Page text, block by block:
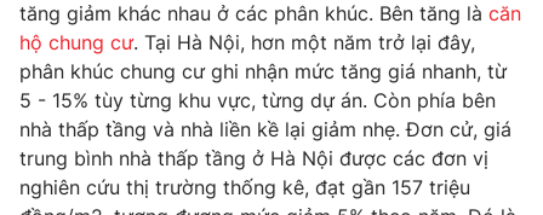
Góc doanh nghiệp
Truyền hình
Phim VTV
Hậu trường
Nhân vật
Giải trí
Điện ảnh
Âm nhạc
Đời sống
Du lịch
tăng giảm khác nhau ở các phân khúc. Bên tăng là căn
hộ chung cư. Tại Hà Nội, hơn một năm trở lại đây,
phân khúc chung cư ghi nhận mức tăng giá nhanh, từ
5 - 15% tùy từng khu vực, từng dự án. Còn phía bên
nhà thấp tầng và nhà liền kề lại giảm nhẹ. Đơn cử, giá
trung bình nhà thấp tầng ở Hà Nội được các đơn vị
nghiên cứu thị trường thống kê, đạt gần 157 triệu